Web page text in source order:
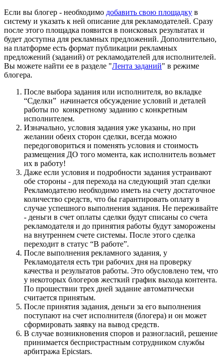
Если вы блогер - необходимо добавить свою площадку в
систему и указать к ней описание для рекламодателей. Сразу
после этого площадка появится в поисковых результатах и
будет доступна для рекламных предложений. Дополнительно,
на платформе есть формат публикации рекламных
предложений (заданий) от рекламодателей для исполнителей.
Вы можете найти ее в разделе "Лента заданий" в режиме
блогера.
После выбора задания или исполнителя, во вкладке
“Сделки” начинается обсуждение условий и деталей
работы по конкретному заданию с конкретным
исполнителем.
Изначально, условия задания уже указаны, но при
желании обеих сторон сделки, всегда можно
передоговориться и поменять условия и стоимость
размещения ДО того момента, как исполнитель возьмет
их в работу!
Даже если условия и подробности задания устраивают
обе стороны - для перехода на следующий этап сделки
Рекламодателю необходимо иметь на счету достаточное
количество средств, что бы гарантировать оплату в
случае успешного выполнения задания. Не переживайте
- деньги в счет оплаты сделки будут списаны со счета
рекламодателя и до принятия работы будут заморожены
на внутреннем счете системы. После этого сделка
переходит в статус “В работе”.
После выполнения рекламного задания, у
Рекламодателя есть три рабочих дня на проверку
качества и результатов работы. Это обусловлено тем, что
у некоторых блогеров жесткий график выхода контента.
По прошествии трех дней задание автоматически
считается принятым.
После принятия задания, деньги за его выполнения
поступают на счет исполнителя (блогера) и он может
сформировать заявку на вывод средств.
В случае возникновения споров и разногласий, решение
принимается беспристрастным сотрудником службы
арбитража Epicstars.